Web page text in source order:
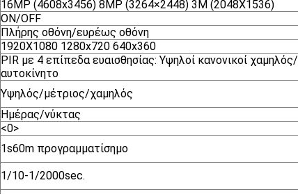
16MP (4608x3456) 8MP (3264×2448) 3M (2048X1536)
ON/OFF
Πλήρης οθόνη/ευρέως οθόνη
1920X1080 1280x720 640x360
PIR με 4 επίπεδα ευαισθησίας: Υψηλοί κανονικοί χαμηλός/
αυτοκίνητο
Υψηλός/μέτριος/χαμηλός
Ημέρας/νύκτας
<0>
1s60m προγραμματίσημο
1/10-1/2000sec.